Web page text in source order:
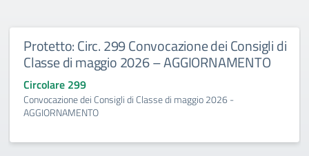
Protetto: Circ. 299 Convocazione dei Consigli di
Classe di maggio 2026 – AGGIORNAMENTO
Circolare 299
Convocazione dei Consigli di Classe di maggio 2026 -
AGGIORNAMENTO